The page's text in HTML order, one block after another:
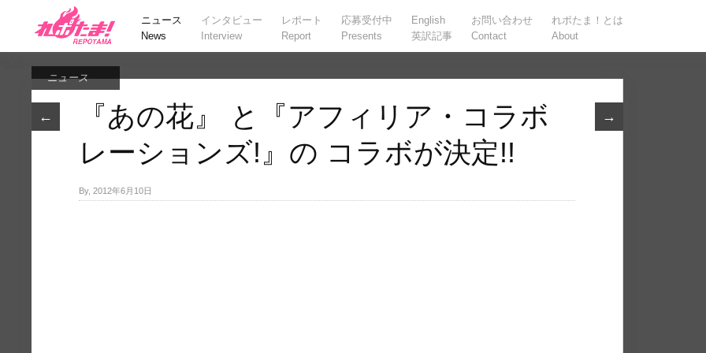
ニュース
News
インタビュー
Interview
レポート
Report
応募受付中
Presents
English
英訳記事
お問い合わせ
Contact
れポたま！とは
About
← →
ニュース
『あの花』 と『アフィリア・コラボ
レーションズ!』の コラボが決定!!
By, 2012年6月10日